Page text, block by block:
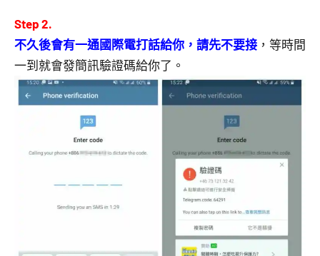
Step 2.
不久後會有一通國際電打話給你，請先不要接 ，等時間
一到就會發簡訊驗證碼給你了。